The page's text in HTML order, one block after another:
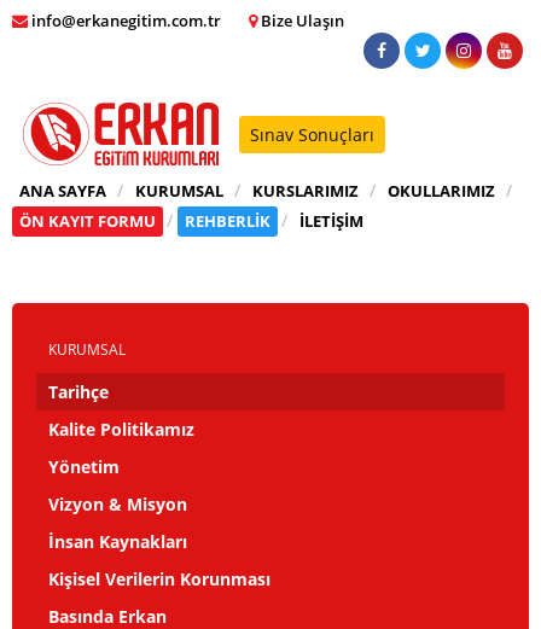
info@erkanegitim.com.tr Bize Ulaşın
Sınav Sonuçları
ANA SAYFA KURUMSAL KURSLARIMIZ
OKULLARIMIZ
ÖN KAYIT FORMU
REHBERLİK İLETİŞİM
KURUMSAL
Tarihçe
Kalite Politikamız
Yönetim
Vizyon & Misyon
İnsan Kaynakları
Kişisel Verilerin Korunması
Basında Erkan